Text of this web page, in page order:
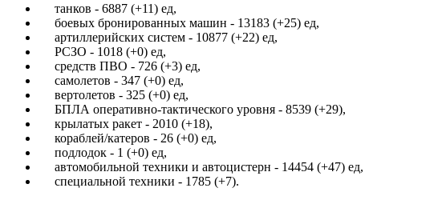
танков - 6887 (+11) ед,
боевых бронированных машин - 13183 (+25) ед,
артиллерийских систем - 10877 (+22) ед,
РСЗО - 1018 (+0) ед,
средств ПВО - 726 (+3) ед,
самолетов - 347 (+0) ед,
вертолетов - 325 (+0) ед,
БПЛА оперативно-тактического уровня - 8539 (+29),
крылатых ракет - 2010 (+18),
кораблей/катеров - 26 (+0) ед,
подлодок - 1 (+0) ед,
автомобильной техники и автоцистерн - 14454 (+47) ед,
специальной техники - 1785 (+7).